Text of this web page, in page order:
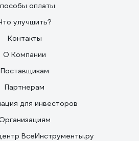
оплаты
улучшить?
Контакты
О Компании
Поставщикам
Партнерам
для инвесторов
ВсеИнструменты.ру